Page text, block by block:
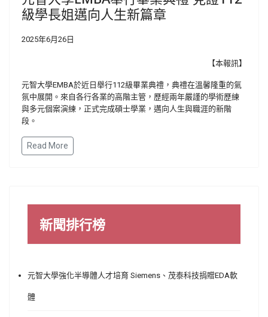
級學長姐邁向人生新篇章
2025年6月26日
【本報訊】
元智大學EMBA於近日舉行112級畢業典禮，典禮在溫馨隆重的氣
氛中展開。來自各行各業的高階主管，歷經兩年嚴謹的學術歷練
與多元個案演練，正式完成碩士學業，邁向人生與職涯的新階
段。
Read More
新聞排行榜
元智大學強化半導體人才培育 Siemens、茂泰科技捐贈EDA軟
體